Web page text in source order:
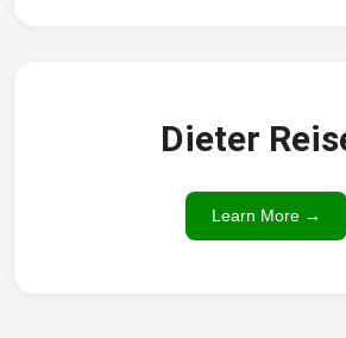
Dieter
Learn More →